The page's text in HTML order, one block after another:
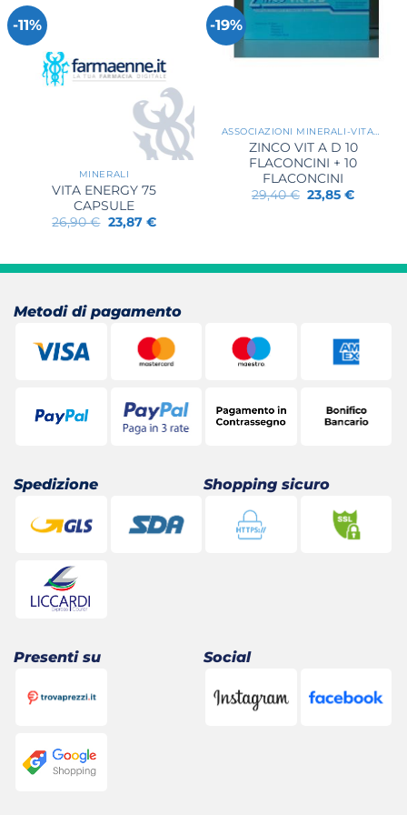
-11%
MINERALI
VITA ENERGY 75
CAPSULE
26,90€ Il
prezzo
26,90 €.
23,87 €Il
23,87 €.
-19%
ASSOCIAZIONI MINERALI-VITAMINE
ZINCO VIT A D 10
FLACONCINI + 10
FLACONCINI
29,40€ Il
prezzo
23,85€Il
Metodi di pagamento
Spedizione Shopping sicuro
Presenti su Social